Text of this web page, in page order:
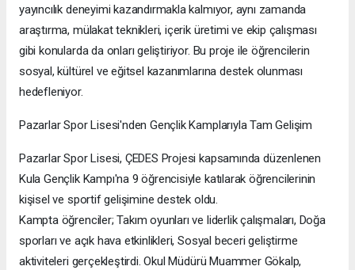
yayıncılık deneyimi kazandırmakla kalmıyor, aynı zamanda
araştırma, mülakat teknikleri, içerik üretimi ve ekip çalışması
gibi konularda da onları geliştiriyor. Bu proje ile öğrencilerin
sosyal, kültürel ve eğitsel kazanımlarına destek olunması
hedefleniyor.
Pazarlar Spor Lisesi'nden Gençlik Kamplarıyla Tam Gelişim
Pazarlar Spor Lisesi, ÇEDES Projesi kapsamında düzenlenen
Kula Gençlik Kampı'na 9 öğrencisiyle katılarak öğrencilerinin
kişisel ve sportif gelişimine destek oldu.
Kampta öğrenciler; Takım oyunları ve liderlik çalışmaları, Doğa
sporları ve açık hava etkinlikleri, Sosyal beceri geliştirme
aktiviteleri gerçekleştirdi. Okul Müdürü Muammer Gökalp,